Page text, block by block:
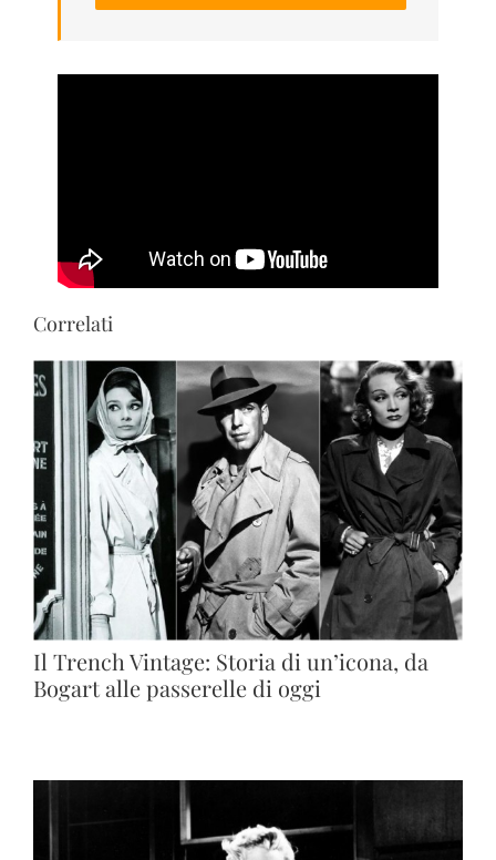
Correlati
Il Trench Vintage: Storia di un’icona, da
Bogart alle passerelle di oggi